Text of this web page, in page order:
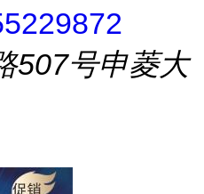
507号申菱大